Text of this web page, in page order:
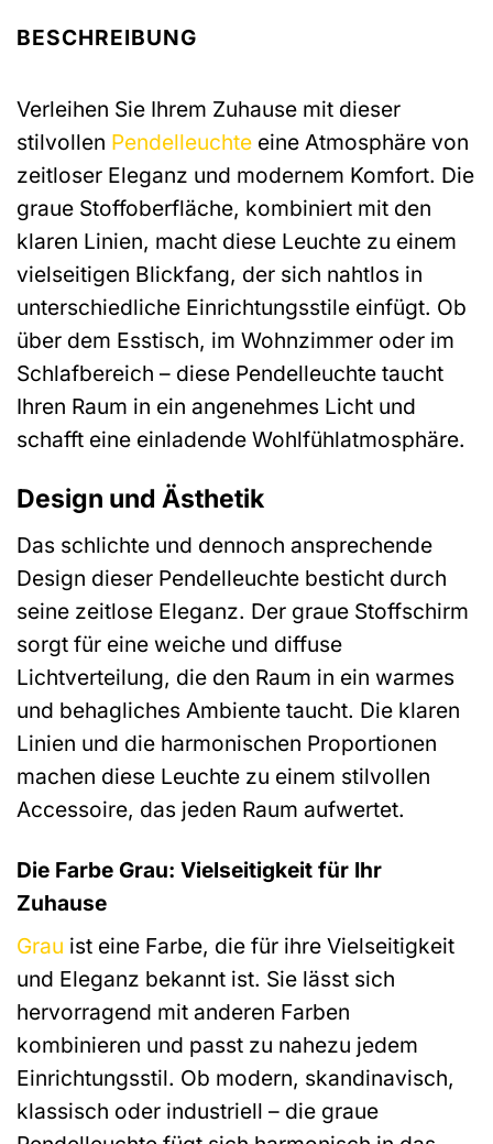
BESCHREIBUNG
Verleihen Sie Ihrem Zuhause mit dieser
stilvollen Pendelleuchte eine Atmosphäre von
zeitloser Eleganz und modernem Komfort. Die
graue Stoffoberfläche, kombiniert mit den
klaren Linien, macht diese Leuchte zu einem
vielseitigen Blickfang, der sich nahtlos in
unterschiedliche Einrichtungsstile einfügt. Ob
über dem Esstisch, im Wohnzimmer oder im
Schlafbereich – diese Pendelleuchte taucht
Ihren Raum in ein angenehmes Licht und
schafft eine einladende Wohlfühlatmosphäre.
Design und Ästhetik
Das schlichte und dennoch ansprechende
Design dieser Pendelleuchte besticht durch
seine zeitlose Eleganz. Der graue Stoffschirm
sorgt für eine weiche und diffuse
Lichtverteilung, die den Raum in ein warmes
und behagliches Ambiente taucht. Die klaren
Linien und die harmonischen Proportionen
machen diese Leuchte zu einem stilvollen
Accessoire, das jeden Raum aufwertet.
Die Farbe Grau: Vielseitigkeit für Ihr
Zuhause
Grau ist eine Farbe, die für ihre Vielseitigkeit
und Eleganz bekannt ist. Sie lässt sich
hervorragend mit anderen Farben
kombinieren und passt zu nahezu jedem
Einrichtungsstil. Ob modern, skandinavisch,
klassisch oder industriell – die graue